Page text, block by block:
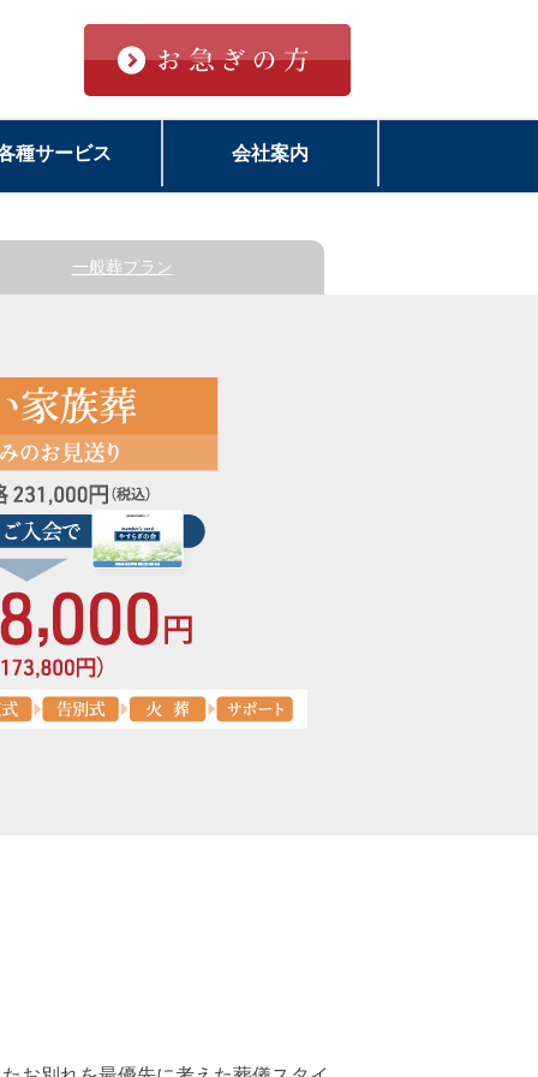
種サービス 会社案内
一般葬プラン